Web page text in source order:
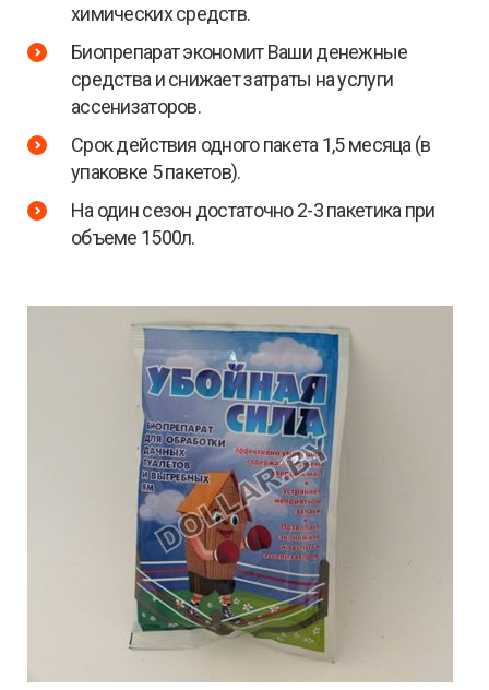
химических средств.
Биопрепарат экономит Ваши денежные
средства и снижает затраты на услуги
ассенизаторов.
Срок действия одного пакета 1,5 месяца (в
упаковке 5 пакетов).
На один сезон достаточно 2-3 пакетика при
объеме 1500л.